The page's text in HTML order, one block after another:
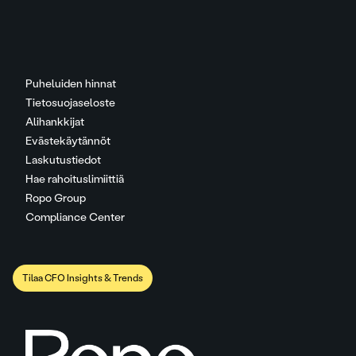
Puheluiden hinnat
Tietosuojaseloste
Alihankkijat
Evästekäytännöt
Laskutustiedot
Hae rahoituslimiittiä
Ropo Group
Compliance Center
Tilaa CFO Insights & Trends